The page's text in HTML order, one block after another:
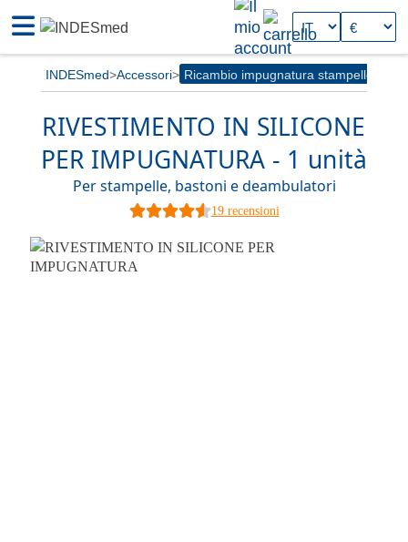
INDESmed Accessori Ricambio impugnatura stampelle
RIVESTIMENTO IN SILICONE
PER IMPUGNATURA - 1 unità
Per stampelle, bastoni e deambulatori
19 recensioni